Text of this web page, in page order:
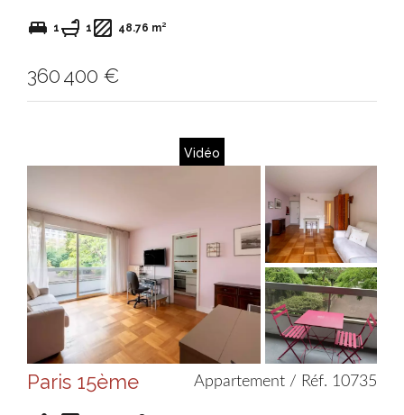
1 1 48.76 m²
360 400 €
Vidéo
Paris 15ème Appartement / Réf. 10735